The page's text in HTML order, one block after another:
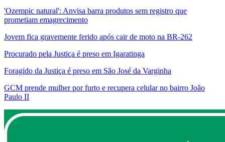
'Ozempic natural': Anvisa barra produtos sem registro que
prometiam emagrecimento
Jovem fica gravemente ferido após cair de moto na BR-262
Procurado pela Justiça é preso em Igaratinga
Foragido da Justiça é preso em São José da Varginha
GCM prende mulher por furto e recupera celular no bairro João
Paulo II